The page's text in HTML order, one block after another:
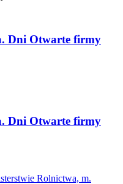
Dni Otwarte firmy
Dni Otwarte firmy